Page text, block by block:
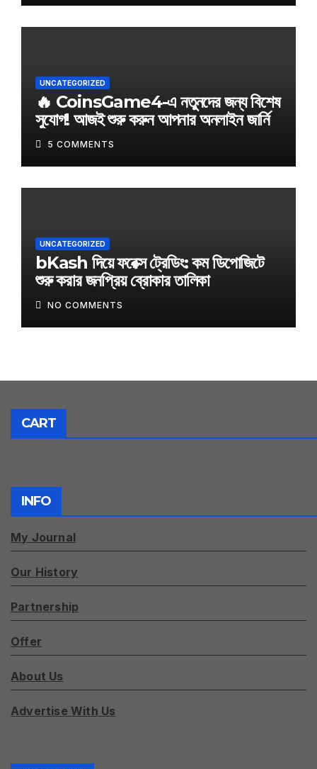
UNCATEGORIZED
🔥 CoinsGame4-এ নতুনদের জন্য বিশেষ
সুযোগ! আজই শুরু করুন আপনার অনলাইন জার্নি
5 COMMENTS
UNCATEGORIZED
bKash দিয়ে ফরেক্স ট্রেডিং: কম ডিপোজিটে
শুরু করার জনপ্রিয় ব্রোকার তালিকা
NO COMMENTS
CART
INFO
My Journal
Our History
Partnership
Offer
About Us
Advertise With Us